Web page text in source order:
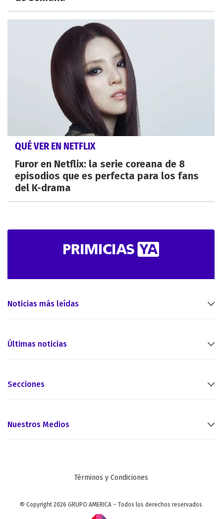
QUÉ VER EN NETFLIX
Furor en Netflix: la serie coreana de 8
episodios que es perfecta para los fans
del K-drama
Noticias más leídas
Últimas noticias
Secciones
Nuestros Medios
Términos y Condiciones
© Copyright 2026 GRUPO AMERICA – Todos los derechos reservados